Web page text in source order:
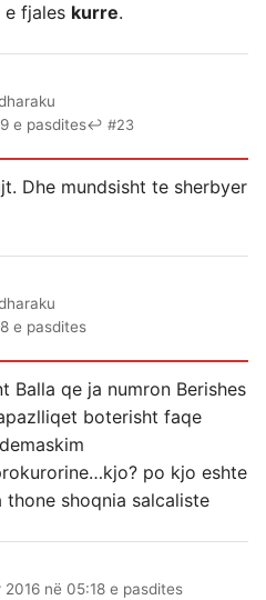
e fjales kurre.
e pasdites↩ #23
Dhe mundsisht te sherbyer
e pasdites
Balla qe ja numron Berishes
boterisht faqe
po kjo eshte
shoqnia salcaliste
2016 në 05:18 e pasdites